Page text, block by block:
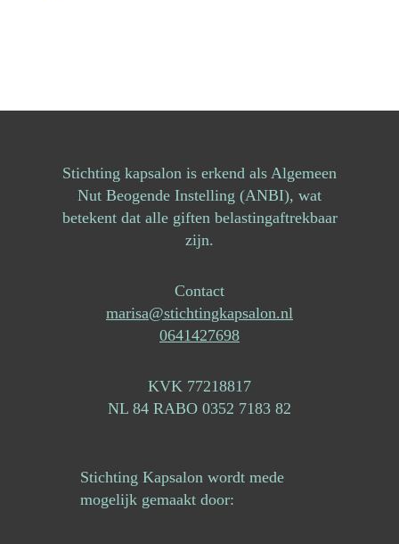
Stichting kapsalon is erkend als Algemeen
Nut Beogende Instelling (ANBI), wat
betekent dat alle giften belastingaftrekbaar
zijn.
Contact
marisa@stichtingkapsalon.nl
0641427698
KVK 77218817
NL 84 RABO 0352 7183 82
Stichting Kapsalon wordt mede
mogelijk gemaakt door: